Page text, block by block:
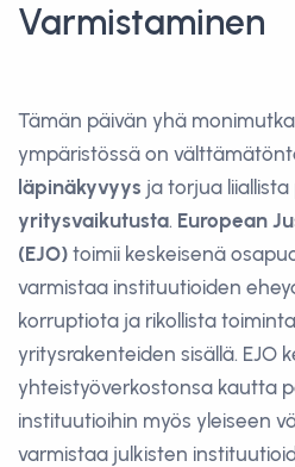
Varmistaminen
Tämän päivän yhä
ympäristössä on
läpinäkyvyys ja torjua liiallista
yritysvaikutusta. European
(EJO) toimii keskeisenä
varmistaa instituutioiden
korruptiota ja rikollista
yritysrakenteiden sisällä. EJO
yhteistyöverkostonsa kautta
instituutioihin myös yleiseen
varmistaa julkisten